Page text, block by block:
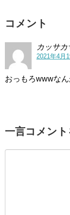
コメント
カッサカ
2021年4月
おっもろwwwな
一言コメン